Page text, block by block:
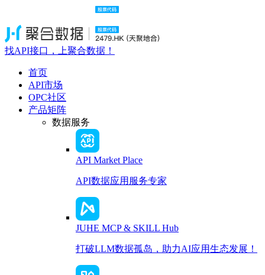
找API接口，上聚合数据！
首页
API市场
OPC社区
产品矩阵
数据服务
API Market Place
API数据应用服务专家
JUHE MCP & SKILL Hub
打破LLM数据孤岛，助力AI应用生态发展！